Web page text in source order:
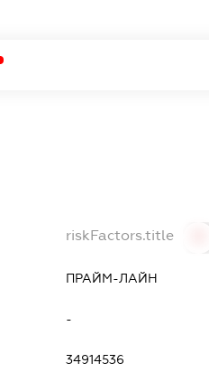
riskFactors.title
ПРАЙМ-ЛАЙН
-
34914536